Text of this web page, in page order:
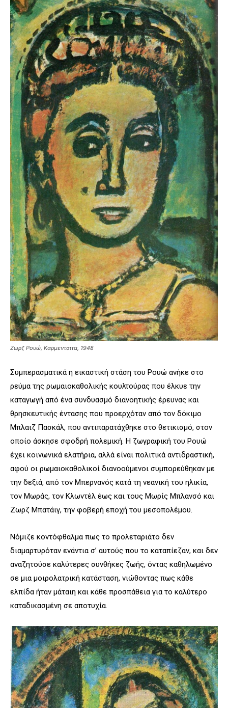
Ζωρζ Ρουώ, Καρμεντσιτα, 1948
Συμπερασματικά η εικαστική στάση του Ρουώ ανήκε στο
ρεύμα της ρωμαιοκαθολικής κουλτούρας που έλκυε την
καταγωγή από ένα συνδυασμό διανοητικής έρευνας και
θρησκευτικής έντασης που προερχόταν από τον δόκιμο
Μπλαιζ Πασκάλ, που αντιπαρατάχθηκε στο θετικισμό, στον
οποίο άσκησε σφοδρή πολεμική. Η ζωγραφική του Ρουώ
έχει κοινωνικά ελατήρια, αλλά είναι πολιτικά αντιδραστική,
αφού οι ρωμαιοκαθολικοί διανοούμενοι συμπορεύθηκαν με
την δεξιά, από τον Μπερνανός κατά τη νεανική του ηλικία,
τον Μωράς, τον Κλωντέλ έως και τους Μωρίς Μπλανσό και
Ζωρζ Μπατάιγ, την φοβερή εποχή του μεσοπολέμου.
Νόμιζε κοντόφθαλμα πως το προλεταριάτο δεν
διαμαρτυρόταν ενάντια σ’ αυτούς που το καταπίεζαν, και δεν
αναζητούσε καλύτερες συνθήκες ζωής, όντας καθηλωμένο
σε μια μοιρολατρική κατάσταση, νιώθοντας πως κάθε
ελπίδα ήταν μάταιη και κάθε προσπάθεια για το καλύτερο
καταδικασμένη σε αποτυχία.